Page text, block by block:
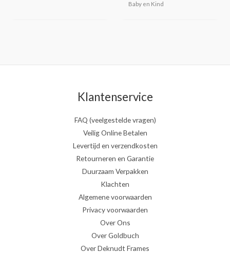
Baby en Kind
Klantenservice
FAQ (veelgestelde vragen)
Veilig Online Betalen
Levertijd en verzendkosten
Retourneren en Garantie
Duurzaam Verpakken
Klachten
Algemene voorwaarden
Privacy voorwaarden
Over Ons
Over Goldbuch
Over Deknudt Frames